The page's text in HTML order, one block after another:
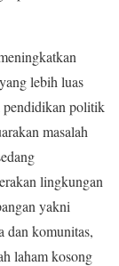
lebih luas
pendidikan politik
masalah
lingkungan
yakni
dan komunitas,
laham kosong